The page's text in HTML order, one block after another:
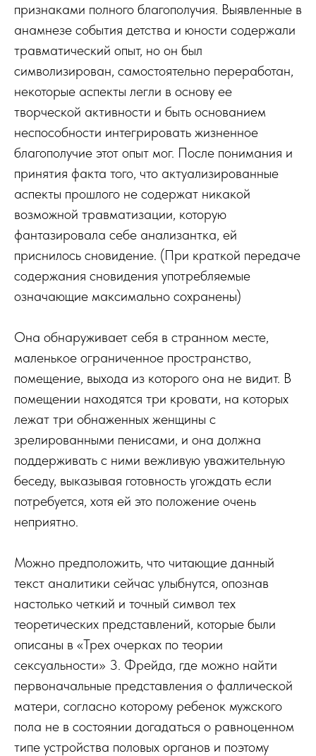
признаками полного благополучия. Выявленные в
анамнезе события детства и юности содержали
травматический опыт, но он был
символизирован, самостоятельно переработан,
некоторые аспекты легли в основу ее
творческой активности и быть основанием
неспособности интегрировать жизненное
благополучие этот опыт мог. После понимания и
принятия факта того, что актуализированные
аспекты прошлого не содержат никакой
возможной травматизации, которую
фантазировала себе анализантка, ей
приснилось сновидение. (При краткой передаче
содержания сновидения употребляемые
означающие максимально сохранены)
Она обнаруживает себя в странном месте,
маленькое ограниченное пространство,
помещение, выхода из которого она не видит. В
помещении находятся три кровати, на которых
лежат три обнаженных женщины с
зрелированными пенисами, и она должна
поддерживать с ними вежливую уважительную
беседу, выказывая готовность угождать если
потребуется, хотя ей это положение очень
неприятно.
Можно предположить, что читающие данный
текст аналитики сейчас улыбнутся, опознав
настолько четкий и точный символ тех
теоретических представлений, которые были
описаны в «Трех очерках по теории
сексуальности» 3. Фрейда, где можно найти
первоначальные представления о фаллической
матери, согласно которому ребенок мужского
пола не в состоянии догадаться о равноценном
типе устройства половых органов и поэтому